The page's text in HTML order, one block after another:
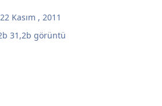
22 Kasım , 2011
31,2b görüntü